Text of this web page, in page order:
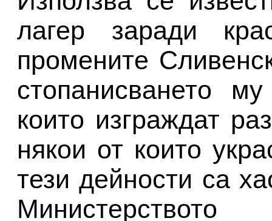
лагер заради
промените
стопанисването
които изграждат
някои от които
тези дейности са